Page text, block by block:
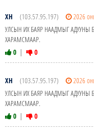
ХН (103.57.95.197)
2026
УЛСЫН ИХ БАЯР НААДМЫГ АДУУНЫ
ХАРАМСМААР.
0 | 0
ХН (103.57.95.197)
2026
УЛСЫН ИХ БАЯР НААДМЫГ АДУУНЫ
ХАРАМСМААР.
0 | 0